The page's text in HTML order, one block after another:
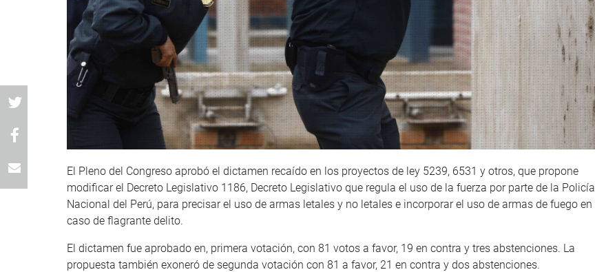
El Pleno del Congreso aprobó el dictamen recaído en los proyectos de ley 5239, 6531 y otros, que propone
modificar el Decreto Legislativo 1186, Decreto Legislativo que regula el uso de la fuerza por parte de la Policía
Nacional del Perú, para precisar el uso de armas letales y no letales e incorporar el uso de armas de fuego en
caso de flagrante delito.
El dictamen fue aprobado en, primera votación, con 81 votos a favor, 19 en contra y tres abstenciones. La
propuesta también exoneró de segunda votación con 81 a favor, 21 en contra y dos abstenciones.